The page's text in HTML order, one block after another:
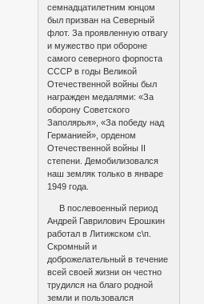
семнадцатилетним юнцом
был призван на Северный
флот. За проявленную отвагу
и мужество при обороне
самого северного форпоста
СССР в годы Великой
Отечественной войны был
награжден медалями: «За
оборону Советского
Заполярья», «За победу над
Германией», орденом
Отечественной войны II
степени. Демобилизовался
наш земляк только в январе
1949 года.
В послевоенный период
Андрей Гаврилович Ерошкин
работал в Литижском с\п.
Скромный и
доброжелательный в течение
всей своей жизни он честно
трудился на благо родной
земли и пользовался